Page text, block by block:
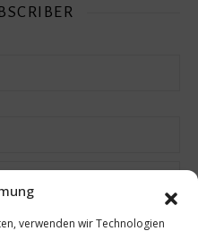
verwenden wir Technologien